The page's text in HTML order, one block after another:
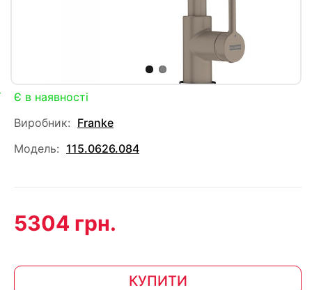
Є в наявності
Виробник: Franke
Модель: 115.0626.084
5304 грн.
КУПИТИ